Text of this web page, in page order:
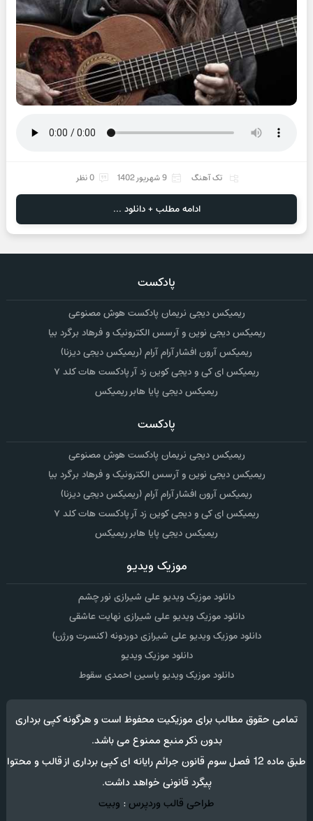
تک آهنگ 9 شهریور 1402 0 نظر
ادامه مطلب + دانلود ...
پادکست
ریمیکس دیجی نریمان پادکست هوش مصنوعی
ریمیکس دیجی نوین و آرسس الکترونیک و فرهاد برگرد بیا
ریمیکس آرون افشار آرام آرام (ریمیکس دیجی دیزنا)
ریمیکس ای کی و دیجی کوین زد آر پادکست هات کلد ۷
ریمیکس دیجی پایا هابر ریمیکس
پادکست
ریمیکس دیجی نریمان پادکست هوش مصنوعی
ریمیکس دیجی نوین و آرسس الکترونیک و فرهاد برگرد بیا
ریمیکس آرون افشار آرام آرام (ریمیکس دیجی دیزنا)
ریمیکس ای کی و دیجی کوین زد آر پادکست هات کلد ۷
ریمیکس دیجی پایا هابر ریمیکس
موزیک ویدیو
دانلود موزیک ویدیو علی شیرازی نور چشم
دانلود موزیک ویدیو علی شیرازی نهایت عاشقی
دانلود موزیک ویدیو علی شیرازی دوردونه (کنسرت ورژن)
دانلود موزیک ویدیو
دانلود موزیک ویدیو یاسین احمدی سقوط
تمامی حقوق مطالب برای موزیکیت محفوظ است و هرگونه کپی برداری
بدون ذکر منبع ممنوع می باشد.
طبق ماده 12 فصل سوم قانون جرائم رایانه ای کپی برداری از قالب و محتوا
پیگرد قانونی خواهد داشت.
طراحی قالب وردپرس: وبیت